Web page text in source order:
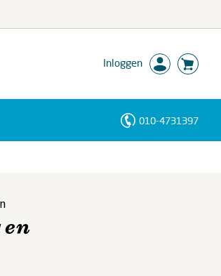
Inloggen
010-4731397